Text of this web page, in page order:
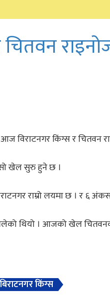
आज विराटनगर किंग्स र चितवन
सो खेल सुरु हुने छ ।
राम्रो लयमा छ । र ६
थियो । आजको खेल
बिराटनगर किंग्स